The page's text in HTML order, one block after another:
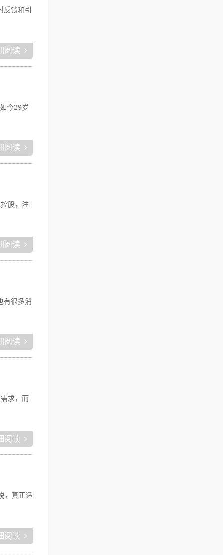
馈和引
阅读
今29岁
阅读
股，注
阅读
有很多消
阅读
求，而
阅读
，真正适
阅读